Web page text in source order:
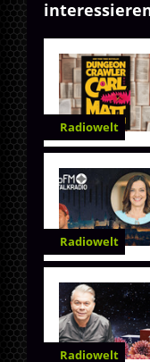
Radiowelt
Radiowelt
Radiowelt